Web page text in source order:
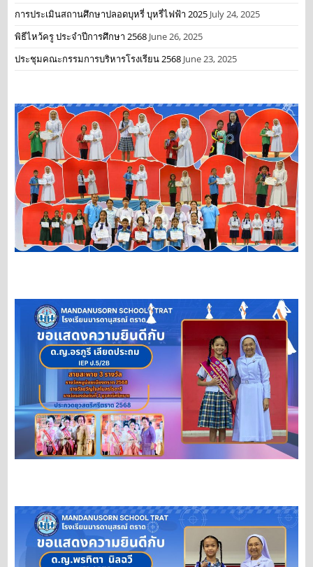
การประเมินสถานศึกษาปลอดบุหรี่ บุหรี่ไฟฟ้า 2025 July 24, 2025
พิธีไหว้ครู ประจำปีการศึกษา 2568 June 26, 2025
ประชุมคณะกรรมการบริหารโรงเรียน 2568 June 23, 2025